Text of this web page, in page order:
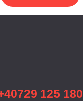
125 180